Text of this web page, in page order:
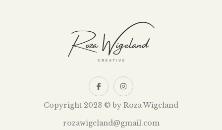
Copyright 2023 © by Roza Wigeland
rozawigeland@gmail.com